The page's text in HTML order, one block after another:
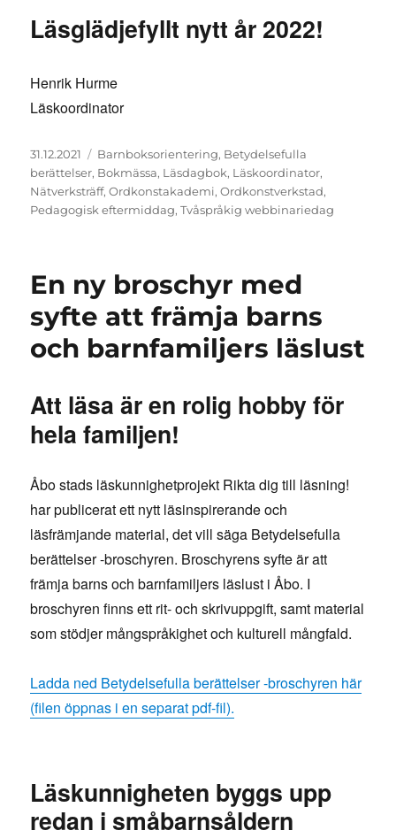
Läsglädjefyllt nytt år 2022!
Henrik Hurme
Läskoordinator
Posted
on
31.12.2021 Tags
Barnboksorientering, Betydelsefulla
berättelser, Bokmässa, Läsdagbok, Läskoordinator,
Nätverksträff,Ordkonstakademi,Ordkonstverkstad,
Pedagogisk eftermiddag,Tvåspråkig webbinariedag
En ny broschyr med
syfte att främja barns
och barnfamiljers läslust
Att läsa är en rolig hobby för
hela familjen!
Åbo stads läskunnighetprojekt Rikta dig till läsning!
har publicerat ett nytt läsinspirerande och
läsfrämjande material, det vill säga Betydelsefulla
berättelser -broschyren. Broschyrens syfte är att
främja barns och barnfamiljers läslust i Åbo. I
broschyren finns ett rit- och skrivuppgift, samt material
som stödjer mångspråkighet och kulturell mångfald.
Ladda ned Betydelsefulla berättelser -broschyren här
(filen öppnas i en separat pdf-fil).
Läskunnigheten byggs upp
redan i småbarnsåldern